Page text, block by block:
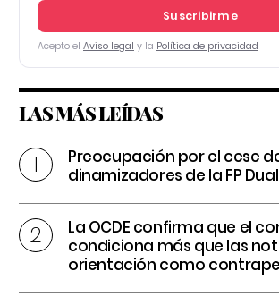
Suscribirme
Acepto el Aviso legal y la Política de privacidad
LAS MÁS LEÍDAS
Preocupación por el cese
dinamizadores de la FP
La OCDE confirma que el
condiciona más que las
orientación como